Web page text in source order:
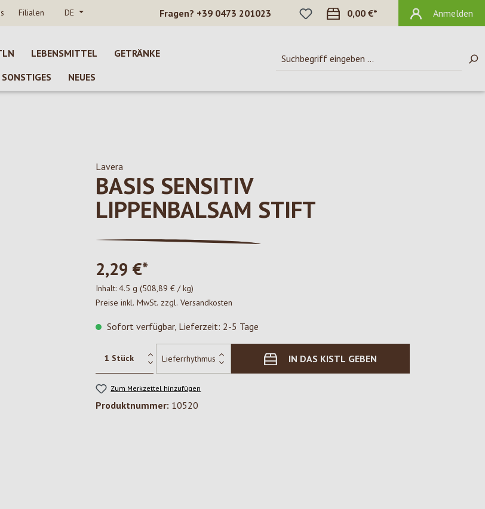
Filialen DE Fragen? +39 0473 201023
DU HAST 0 PRODUKTE AUF DEM
0,00 €* Anmelden
LEBENSMITTEL
GETRÄNKE
SONSTIGES NEUES
Lavera
BASIS SENSITIV
LIPPENBALSAM STIFT
2,29 €*
Inhalt: 4.5 g (508,89 € / kg)
Preise inkl. MwSt. zzgl. Versandkosten
Sofort verfügbar, Lieferzeit: 2-5 Tage
IN DAS KISTL GEBEN
Zum Merkzettel hinzufügen
Produktnummer: 10520